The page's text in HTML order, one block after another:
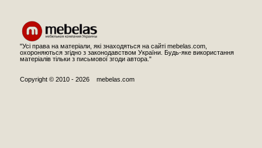
"Усі права на матеріали, які знаходяться на сайті mebelas.com,
охороняються згідно з законодавством України. Будь-яке використання
матеріалів тільки з письмової згоди автора."
Copyright © 2010 - 2026 mebelas.com